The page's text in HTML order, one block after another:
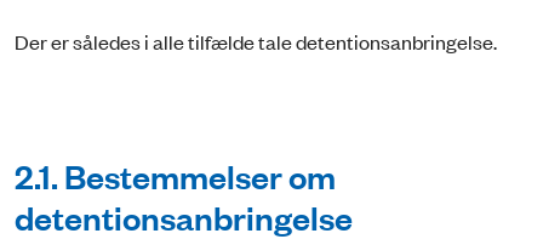
Der er således i alle tilfælde tale detentionsanbringelse.
2.1. Bestemmelser om
detentionsanbringelse